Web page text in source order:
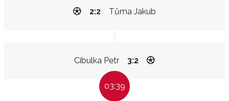
Tůma Jakub
2:2
Cibulka Petr 3:2
03:39